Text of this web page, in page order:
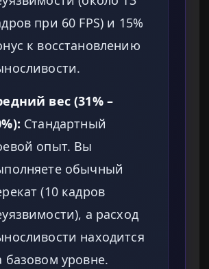
при 60 FPS) и 15%
к восстановлению
вес (31% –
Стандартный
опыт. Вы
обычный
(10 кадров
а расход
находится
базовом уровне.